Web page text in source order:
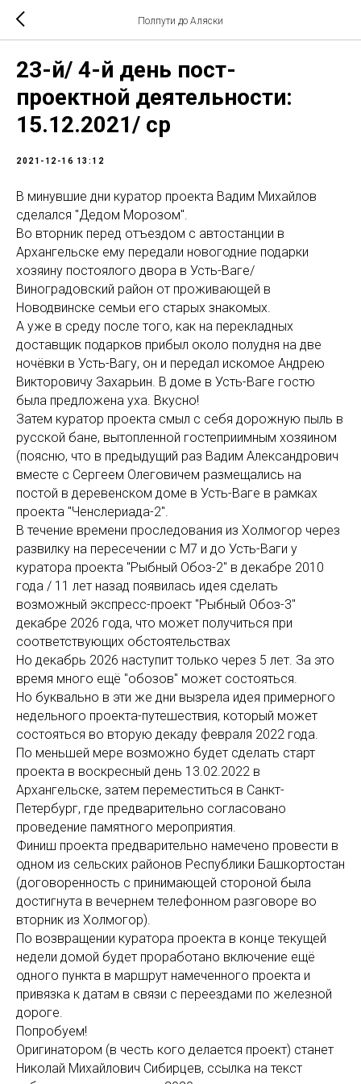
Полпути до Аляски
23-й/ 4-й день пост-
проектной деятельности:
15.12.2021/ ср
2021-12-16 13:12
В минувшие дни куратор проекта Вадим Михайлов
сделался "Дедом Морозом".
Во вторник перед отъездом с автостанции в
Архангельске ему передали новогодние подарки
хозяину постоялого двора в Усть-Ваге/
Виноградовский район от проживающей в
Новодвинске семьи его старых знакомых.
А уже в среду после того, как на перекладных
доставщик подарков прибыл около полудня на две
ночёвки в Усть-Вагу, он и передал искомое Андрею
Викторовичу Захарьин. В доме в Усть-Ваге гостю
была предложена уха. Вкусно!
Затем куратор проекта смыл с себя дорожную пыль в
русской бане, вытопленной гостеприимным хозяином
(поясню, что в предыдущий раз Вадим Александрович
вместе с Сергеем Олеговичем размещались на
постой в деревенском доме в Усть-Ваге в рамках
проекта "Ченслериада-2".
В течение времени проследования из Холмогор через
развилку на пересечении с М7 и до Усть-Ваги у
куратора проекта "Рыбный Обоз-2" в декабре 2010
года / 11 лет назад появилась идея сделать
возможный экспресс-проект "Рыбный Обоз-3"
декабре 2026 года, что может получиться при
соответствующих обстоятельствах
Но декабрь 2026 наступит только через 5 лет. За это
время много ещё "обозов" может состояться.
Но буквально в эти же дни вызрела идея примерного
недельного проекта-путешествия, который может
состояться во вторую декаду февраля 2022 года.
По меньшей мере возможно будет сделать старт
проекта в воскресный день 13.02.2022 в
Архангельске, затем переместиться в Санкт-
Петербург, где предварительно согласовано
проведение памятного мероприятия.
Финиш проекта предварительно намечено провести в
одном из сельских районов Республики Башкортостан
(договоренность с принимающей стороной была
достигнута в вечернем телефонном разговоре во
вторник из Холмогор).
По возвращении куратора проекта в конце текущей
недели домой будет проработано включение ещё
одного пункта в маршрут намеченного проекта и
привязка к датам в связи с переездами по железной
дороге.
Попробуем!
Оригинатором (в честь кого делается проект) станет
Николай Михайлович Сибирцев, ссылка на текст